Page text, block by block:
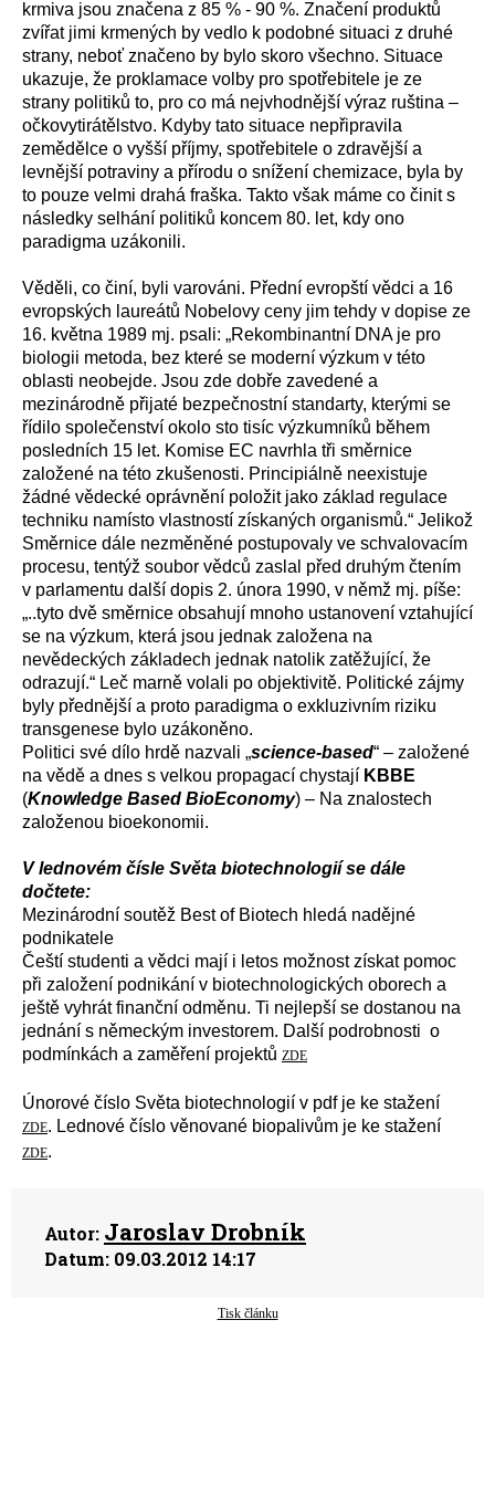
krmiva jsou značena z 85 % - 90 %. Značení produktů
zvířat jimi krmených by vedlo k podobné situaci z druhé
strany, neboť značeno by bylo skoro všechno. Situace
ukazuje, že proklamace volby pro spotřebitele je ze
strany politiků to, pro co má nejvhodnější výraz ruština –
očkovytirátělstvo. Kdyby tato situace nepřipravila
zemědělce o vyšší příjmy, spotřebitele o zdravější a
levnější potraviny a přírodu o snížení chemizace, byla by
to pouze velmi drahá fraška. Takto však máme co činit s
následky selhání politiků koncem 80. let, kdy ono
paradigma uzákonili.
Věděli, co činí, byli varováni. Přední evropští vědci a 16
evropských laureátů Nobelovy ceny jim tehdy v dopise ze
16. května 1989 mj. psali: „Rekombinantní DNA je pro
biologii metoda, bez které se moderní výzkum v této
oblasti neobejde. Jsou zde dobře zavedené a
mezinárodně přijaté bezpečnostní standarty, kterými se
řídilo společenství okolo sto tisíc výzkumníků během
posledních 15 let. Komise EC navrhla tři směrnice
založené na této zkušenosti. Principiálně neexistuje
žádné vědecké oprávnění položit jako základ regulace
techniku namísto vlastností získaných organismů.“ Jelikož
Směrnice dále nezměněné postupovaly ve schvalovacím
procesu, tentýž soubor vědců zaslal před druhým čtením
v parlamentu další dopis 2. února 1990, v němž mj. píše:
„..tyto dvě směrnice obsahují mnoho ustanovení vztahující
se na výzkum, která jsou jednak založena na
nevědeckých základech jednak natolik zatěžující, že
odrazují.“ Leč marně volali po objektivitě. Politické zájmy
byly přednější a proto paradigma o exkluzivním riziku
transgenese bylo uzákoněno.
Politici své dílo hrdě nazvali „science-based“ – založené
na vědě a dnes s velkou propagací chystají KBBE
(Knowledge Based BioEconomy) – Na znalostech
založenou bioekonomii.
V lednovém čísle Světa biotechnologií se dále
dočtete:
Mezinárodní soutěž Best of Biotech hledá nadějné
podnikatele
Čeští studenti a vědci mají i letos možnost získat pomoc
při založení podnikání v biotechnologických oborech a
ještě vyhrát finanční odměnu. Ti nejlepší se dostanou na
jednání s německým investorem. Další podrobnosti o
podmínkách a zaměření projektů ZDE
Únorové číslo Světa biotechnologií v pdf je ke stažení
ZDE. Lednové číslo věnované biopalivům je ke stažení
ZDE.
Autor: Jaroslav Drobník
Datum: 09.03.2012 14:17
Tisk článku